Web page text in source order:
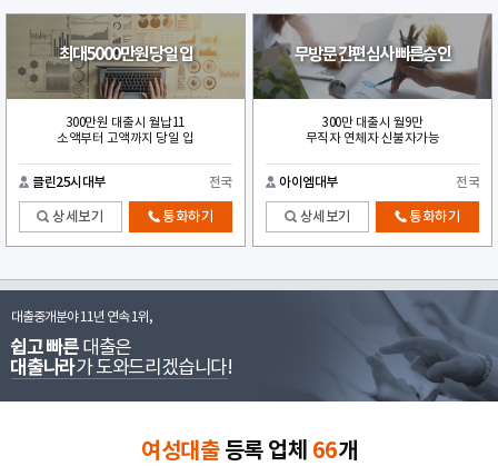
최대5000만원 당일 입
300만원 대출시 월납11
소액부터 고액까지 당일 입
클린25시대부 전국
상세보기 통화하기
무방문 간편심사 빠른승인
300만 대출시 월9만
무직자 연체자 신불자가능
아이엠대부 전국
상세보기 통화하기
대출중개분야 11년 연속 1위,
쉽고 빠른 대출은
대출나라가 도와드리겠습니다!
여성대출등록 업체 66개